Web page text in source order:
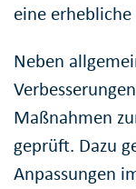
eine
Neben
Maßnahmen
geprüft. Dazu
Anpassungen